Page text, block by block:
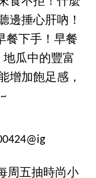
邊捶心肝吶！
餐下手！早餐
瓜中的豐富
增加飽足感，
周五抽時尚小